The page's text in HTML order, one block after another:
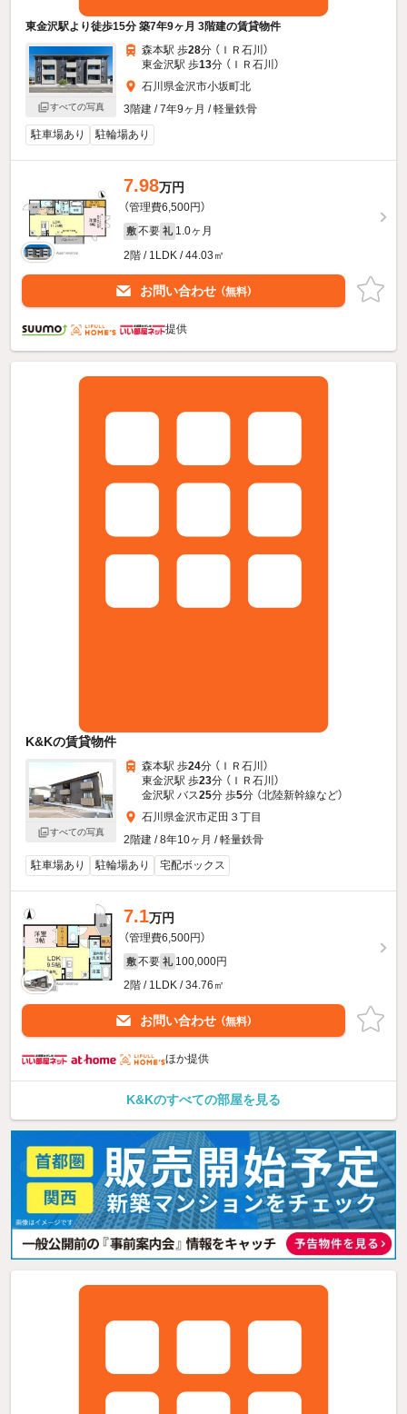
東金沢駅より徒歩15分 築7年9ヶ月 3階建の賃貸物件
すべての写真
森本駅 歩28分 （ＩＲ石川）
東金沢駅 歩13分 （ＩＲ石川）
石川県金沢市小坂町北
3階建 / 7年9ヶ月 / 軽量鉄骨
駐車場あり 駐輪場あり
7.98万円
（管理費6,500円）
敷 不要 礼 1.0ヶ月
2階 / 1LDK / 44.03㎡
お問い合わせ （無料）
提供
K&Kの賃貸物件
すべての写真
森本駅 歩24分 （ＩＲ石川）
東金沢駅 歩23分 （ＩＲ石川）
金沢駅 バス25分 歩5分 （北陸新幹線など）
石川県金沢市疋田３丁目
2階建 / 8年10ヶ月 / 軽量鉄骨
駐車場あり
駐輪場あり 宅配ボックス
7.1万円
（管理費6,500円）
敷 不要 礼 100,000円
2階 / 1LDK / 34.76㎡
お問い合わせ （無料）
ほか提供
K&Kのすべての部屋を見る